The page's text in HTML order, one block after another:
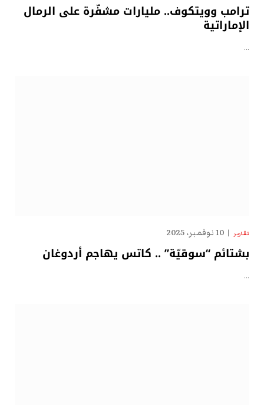
ترامب وويتكوف.. مليارات مشفّرة على الرمال
الإماراتية
…
تقارير 10 نوفمبر، 2025
بشتائم “سوقيّة” .. كاتس يهاجم أردوغان
…